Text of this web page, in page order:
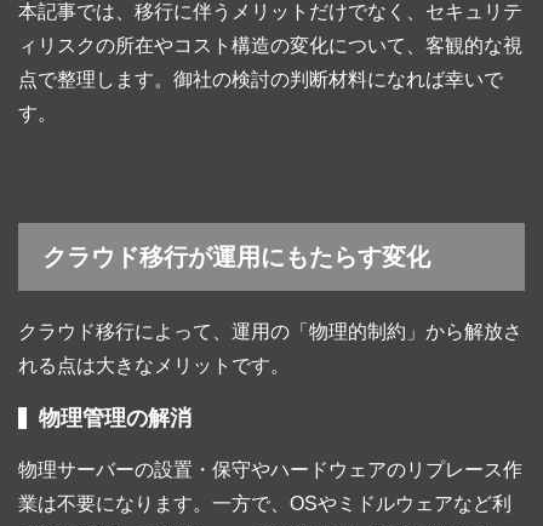
本記事では、移行に伴うメリットだけでなく、セキュリテ
ィリスクの所在やコスト構造の変化について、客観的な視
点で整理します。御社の検討の判断材料になれば幸いで
す。
クラウド移行が運用にもたらす変化
クラウド移行によって、運用の「物理的制約」から解放さ
れる点は大きなメリットです。
物理管理の解消
物理サーバーの設置・保守やハードウェアのリプレース作
業は不要になります。一方で、OSやミドルウェアなど利